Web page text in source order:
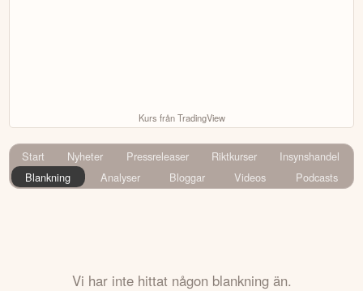
Kurs från TradingView
Start Nyheter Pressreleaser Riktkurser
Insynshandel
Blankning
Analyser Bloggar Videos Podcasts
Vi har inte hittat någon blankning än.